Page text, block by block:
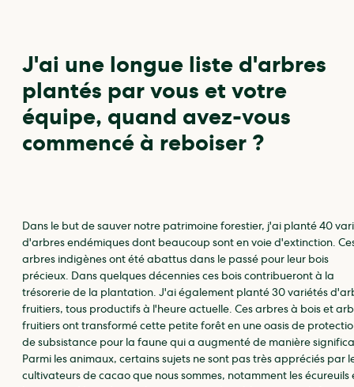
J'ai une longue liste d'arbres
plantés par vous et votre
équipe, quand avez-vous
commencé à reboiser ?
Dans le but de sauver notre patrimoine forestier, j'ai planté 40
d'arbres endémiques dont beaucoup sont en voie d'extinction.
arbres indigènes ont été abattus dans le passé pour leur bois
précieux. Dans quelques décennies ces bois contribueront à la
trésorerie de la plantation. J'ai également planté 30 variétés
fruitiers, tous productifs à l'heure actuelle. Ces arbres à bois et
fruitiers ont transformé cette petite forêt en une oasis de
de subsistance pour la faune qui a augmenté de manière
Parmi les animaux, certains sujets ne sont pas très appréciés par
cultivateurs de cacao que nous sommes, notamment les écureuils